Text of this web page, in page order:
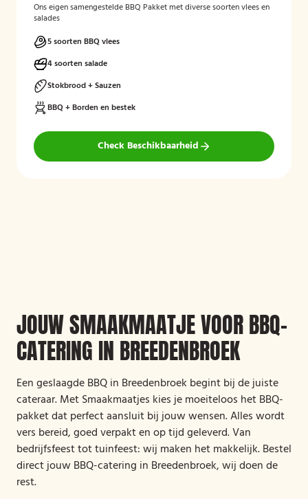
Ons eigen samengestelde BBQ Pakket met diverse soorten vlees en
salades
5 soorten BBQ vlees
4 soorten salade
Stokbrood + Sauzen
BBQ + Borden en bestek
Check Beschikbaarheid
JOUW SMAAKMAATJE VOOR BBQ-
CATERING IN BREEDENBROEK
Een geslaagde BBQ in Breedenbroek begint bij de juiste
cateraar. Met Smaakmaatjes kies je moeiteloos het BBQ-
pakket dat perfect aansluit bij jouw wensen. Alles wordt
vers bereid, goed verpakt en op tijd geleverd. Van
bedrijfsfeest tot tuinfeest: wij maken het makkelijk. Bestel
direct jouw BBQ-catering in Breedenbroek, wij doen de
rest.